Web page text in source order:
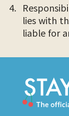
lies with
liable for